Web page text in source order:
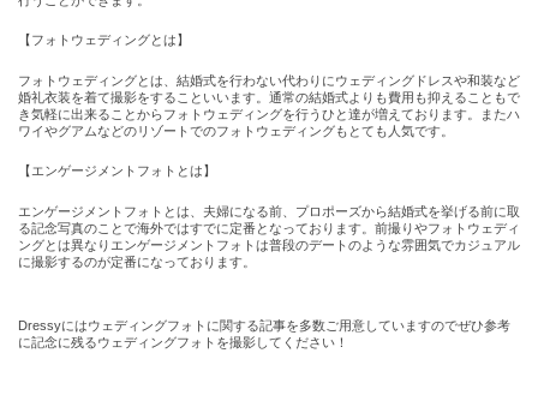
【フォトウェディングとは】
フォトウェディングとは、結婚式を行わない代わりにウェディングドレスや和装など
婚礼衣装を着て撮影をすることいいます。通常の結婚式よりも費用も抑えることもで
き気軽に出来ることからフォトウェディングを行うひと達が増えております。またハ
ワイやグアムなどのリゾートでのフォトウェディングもとても人気です。
【エンゲージメントフォトとは】
エンゲージメントフォトとは、夫婦になる前、プロポーズから結婚式を挙げる前に取
る記念写真のことで海外ではすでに定番となっております。前撮りやフォトウェディ
ングとは異なりエンゲージメントフォトは普段のデートのような雰囲気でカジュアル
に撮影するのが定番になっております。
Dressyにはウェディングフォトに関する記事を多数ご用意していますのでぜひ参考
に記念に残るウェディングフォトを撮影してください！